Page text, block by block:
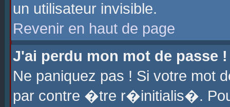
un utilisateur invisible.
Revenir en haut de page
J'ai perdu mon mot de passe !
Ne paniquez pas ! Si votre
par contre �tre r�initialis�.